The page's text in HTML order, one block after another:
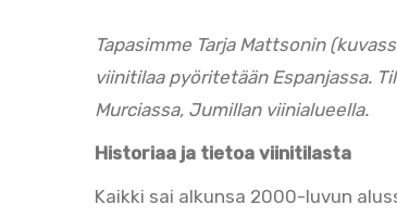
Tapasimme Tarja Mattsonin
viinitilaa pyöritetään Espanjassa.
Murciassa, Jumillan viinialueella.
Historiaa ja tietoa viinitilasta
Kaikki sai alkunsa 2000-luvun